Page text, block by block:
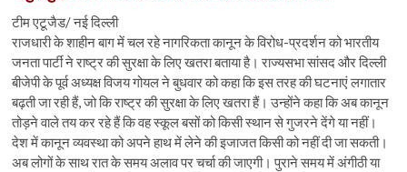
टीम एटूजैड/ नई दिल्ली
राजधारी के शाहीन बाग में चल रहे नागरिकता कानून के विरोध-प्रदर्शन को भारतीय
जनता पार्टी ने राष्ट्र की सुरक्षा के लिए खतरा बताया है। राज्यसभा सांसद और दिल्ली
बीजेपी के पूर्व अध्यक्ष विजय गोयल ने बुधवार को कहा कि इस तरह की घटनाएं लगातार
बढ़ती जा रही हैं, जो कि राष्ट्र की सुरक्षा के लिए खतरा हैं। उन्होंने कहा कि अब कानून
तोड़ने वाले तय कर रहे हैं कि वह स्कूल बसों को किसी स्थान से गुजरने देंगे या नहीं।
देश में कानून व्यवस्था को अपने हाथ में लेने की इजाजत किसी को नहीं दी जा सकती।
अब लोगों के साथ रात के समय अलाव पर चर्चा की जाएगी। पुराने समय में अंगीठी या